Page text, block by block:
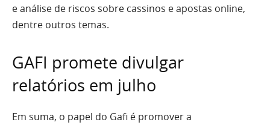
e análise de riscos sobre cassinos e apostas online,
dentre outros temas.
GAFI promete divulgar
relatórios em julho
Em suma, o papel do Gafi é promover a